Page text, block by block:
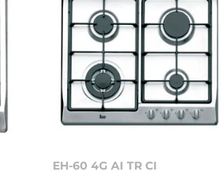
EH-60 4G AI TR CI